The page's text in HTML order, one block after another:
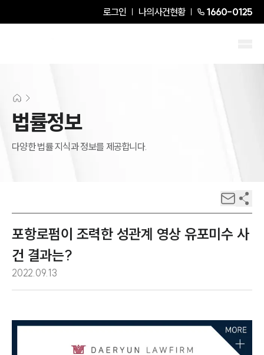
로그인 나의사건현황 1660-0125
법률정보
다양한 법률 지식과 정보를 제공합니다.
포항로펌이 조력한 성관계 영상 유포미수 사
건 결과는?
2022.09.13